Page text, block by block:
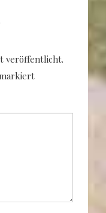
veröffentlicht.